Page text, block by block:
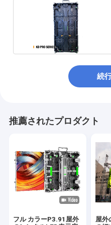
続
推薦されたプロダクト
フル カラーP3.91屋外
屋外